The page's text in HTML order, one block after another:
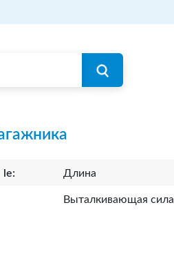
le: Длина
Выталкивающая сила